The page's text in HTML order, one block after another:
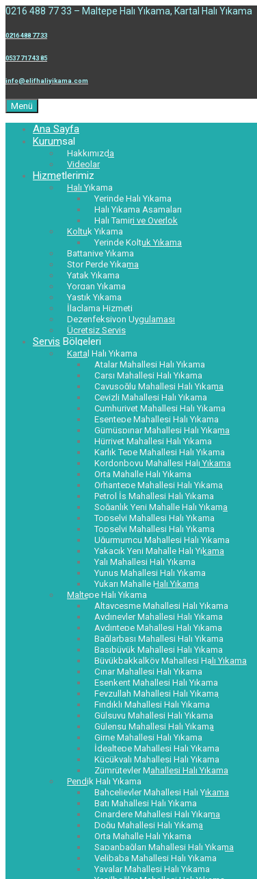
0216 488 77 33 – Maltepe Halı Yıkama, Kartal Halı Yıkama
0216 488 77 33
0537 717 43 85
info@elifhaliyikama.com
Menü
Ana Sayfa
Kurumsal
Hakkımızda
Videolar
Hizmetlerimiz
Halı Yıkama
Yerinde Halı Yıkama
Halı Yıkama Aşamaları
Halı Tamiri ve Overlok
Koltuk Yıkama
Yerinde Koltuk Yıkama
Battaniye Yıkama
Stor Perde Yıkama
Yatak Yıkama
Yorgan Yıkama
Yastık Yıkama
İlaçlama Hizmeti
Dezenfeksiyon Uygulaması
Ücretsiz Servis
Servis Bölgeleri
Kartal Halı Yıkama
Atalar Mahallesi Halı Yıkama
Çarşı Mahallesi Halı Yıkama
Çavuşoğlu Mahallesi Halı Yıkama
Cevizli Mahallesi Halı Yıkama
Cumhuriyet Mahallesi Halı Yıkama
Esentepe Mahallesi Halı Yıkama
Gümüşpınar Mahallesi Halı Yıkama
Hürriyet Mahallesi Halı Yıkama
Karlık Tepe Mahallesi Halı Yıkama
Kordonboyu Mahallesi Halı Yıkama
Orta Mahalle Halı Yıkama
Orhantepe Mahallesi Halı Yıkama
Petrol İş Mahallesi Halı Yıkama
Soğanlık Yeni Mahalle Halı Yıkama
Topselvi Mahallesi Halı Yıkama
Topselvi Mahallesi Halı Yıkama
Uğurmumcu Mahallesi Halı Yıkama
Yakacık Yeni Mahalle Halı Yıkama
Yalı Mahallesi Halı Yıkama
Yunus Mahallesi Halı Yıkama
Yukarı Mahalle Halı Yıkama
Maltepe Halı Yıkama
Altayçeşme Mahallesi Halı Yıkama
Aydınevler Mahallesi Halı Yıkama
Aydıntepe Mahallesi Halı Yıkama
Bağlarbaşı Mahallesi Halı Yıkama
Başıbüyük Mahallesi Halı Yıkama
Büyükbakkalköy Mahallesi Halı Yıkama
Çınar Mahallesi Halı Yıkama
Esenkent Mahallesi Halı Yıkama
Feyzullah Mahallesi Halı Yıkama
Fındıklı Mahallesi Halı Yıkama
Gülsuyu Mahallesi Halı Yıkama
Gülensu Mahallesi Halı Yıkama
Girne Mahallesi Halı Yıkama
İdealtepe Mahallesi Halı Yıkama
Küçükyalı Mahallesi Halı Yıkama
Zümrütevler Mahallesi Halı Yıkama
Pendik Halı Yıkama
Bahçelievler Mahallesi Halı Yıkama
Batı Mahallesi Halı Yıkama
Çınardere Mahallesi Halı Yıkama
Doğu Mahallesi Halı Yıkama
Orta Mahalle Halı Yıkama
Sapanbağları Mahallesi Halı Yıkama
Velibaba Mahallesi Halı Yıkama
Yayalar Mahallesi Halı Yıkama